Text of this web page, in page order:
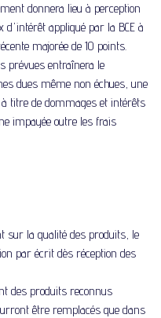
donnera lieu à perception
appliqué par la BCE à
majorée de 10 points.
prévues entraînera le
dues même non échues, une
titre de dommages et intérêts
impayée outre les frais
sur la qualité des produits, le
par écrit dès réception des
des produits reconnus
être remplacés que dans